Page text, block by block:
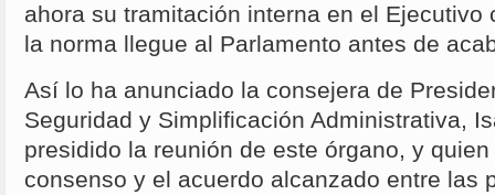
ahora su tramitación interna en el Ejecutivo
la norma llegue al Parlamento antes de
Así lo ha anunciado la consejera de
Seguridad y Simplificación Administrativa,
presidido la reunión de este órgano, y
consenso y el acuerdo alcanzado entre las